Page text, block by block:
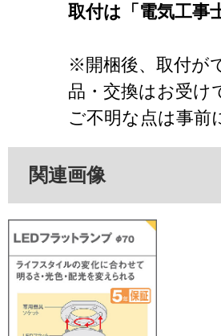
取付は「電気工事
※開梱後、取付が
品・交換はお受け
ご不明な点は事前
関連画像